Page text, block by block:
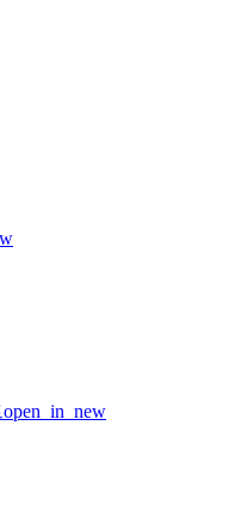
open_in_new